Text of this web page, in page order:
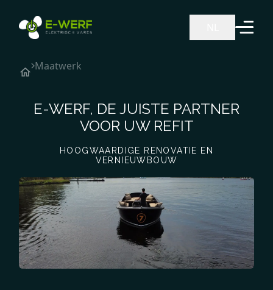
Maatwerk
E-WERF, DE JUISTE PARTNER
VOOR UW REFIT
HOOGWAARDIGE RENOVATIE EN
VERNIEUWBOUW